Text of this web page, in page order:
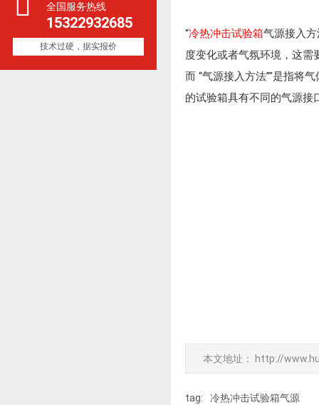
全国服务热线
15322932685
技术过硬，据实报价
“冷热冲击试验箱气源接入
度变化或者气氛环境，这需
而 “气源接入方法”"是指将
的试验箱具有不同的气源接
本文地址： http://
tag: 冷热冲击试验箱气源